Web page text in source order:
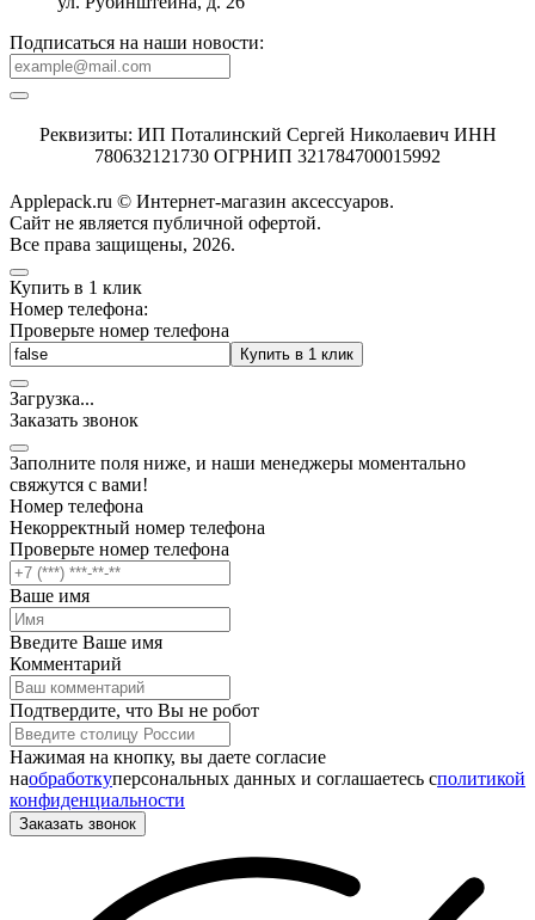
Подписаться на наши новости:
Реквизиты: ИП Поталинский Сергей Николаевич ИНН
780632121730 ОГРНИП 321784700015992
Applepack.ru © Интернет-магазин аксессуаров.
Cайт не является публичной офертой.
Все права защищены, 2026.
Купить в 1 клик
Номер телефона:
Проверьте номер телефона
Купить в 1 клик
Загрузка...
Заказать звонок
Заполните поля ниже, и наши менеджеры моментально
свяжутся с вами!
Номер телефона
Некорректный номер телефона
Проверьте номер телефона
Ваше имя
Введите Ваше имя
Комментарий
Подтвердите, что Вы не робот
Нажимая на кнопку, вы даете согласие
наобработкуперсональных данных и соглашаетесь cполитикой
конфиденциальности
Заказать звонок